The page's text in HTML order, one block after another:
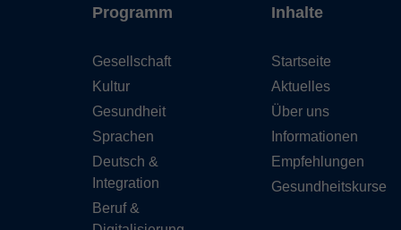
Programm
Gesellschaft
Kultur
Gesundheit
Sprachen
Deutsch &
Integration
Beruf &
Inhalte
Startseite
Aktuelles
Über uns
Informationen
Empfehlungen
Gesundheitskurse